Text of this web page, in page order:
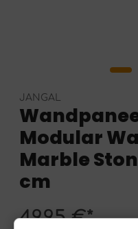
JANGAL
Modular
Marble
cm
49,95 €*